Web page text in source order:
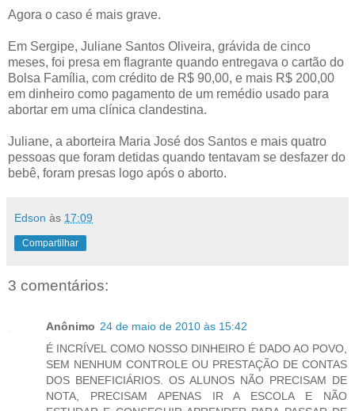
Agora o caso é mais grave.
Em Sergipe, Juliane Santos Oliveira, grávida de cinco
meses, foi presa em flagrante quando entregava o cartão do
Bolsa Família, com crédito de R$ 90,00, e mais R$ 200,00
em dinheiro como pagamento de um remédio usado para
abortar em uma clínica clandestina.
Juliane, a aborteira Maria José dos Santos e mais quatro
pessoas que foram detidas quando tentavam se desfazer do
bebê, foram presas logo após o aborto.
Edson às 17:09
Compartilhar
3 comentários:
Anônimo 24 de maio de 2010 às 15:42
É INCRÍVEL COMO NOSSO DINHEIRO É DADO AO POVO,
SEM NENHUM CONTROLE OU PRESTAÇÃO DE CONTAS
DOS BENEFICIÁRIOS. OS ALUNOS NÃO PRECISAM DE
NOTA, PRECISAM APENAS IR A ESCOLA E NÃO